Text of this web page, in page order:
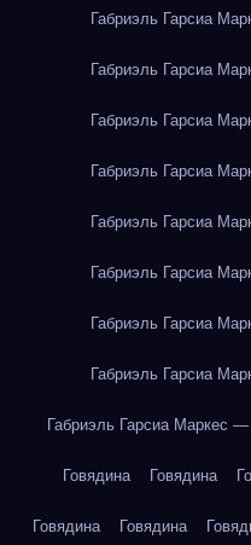
Габриэль Гарсиа
Габриэль Гарсиа
Габриэль Гарсиа
Габриэль Гарсиа
Габриэль Гарсиа
Габриэль Гарсиа
Габриэль Гарсиа
Габриэль Гарсиа
Габриэль Гарсиа Маркес
Говядина Говядина
Говядина Говядина